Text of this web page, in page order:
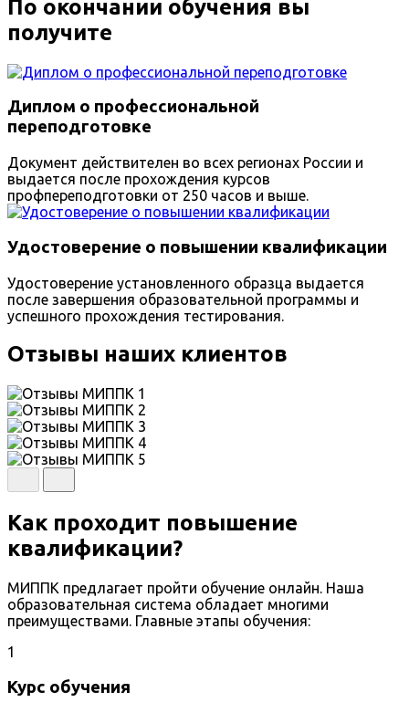
По окончании обучения вы
получите
Диплом о профессиональной
переподготовке
Документ действителен во всех регионах России и
выдается после прохождения курсов
профпереподготовки от 250 часов и выше.
Удостоверение о повышении квалификации
Удостоверение установленного образца выдается
после завершения образовательной программы и
успешного прохождения тестирования.
Отзывы наших клиентов
Как проходит повышение
квалификации?
МИППК предлагает пройти обучение онлайн. Наша
образовательная система обладает многими
преимуществами. Главные этапы обучения:
1
Курс обучения